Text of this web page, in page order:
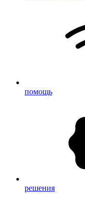
помощь
решения